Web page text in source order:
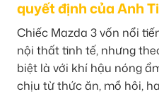
quyết định của Anh
Chiếc Mazda 3 vốn nổi
nội thất tinh tế, nhưng
biệt là với khí hậu nóng
chịu từ thức ăn, mồ hôi,